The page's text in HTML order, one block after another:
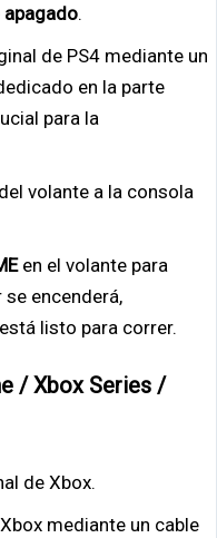
apagado.
de PS4 mediante un
en la parte
para la
volante a la consola
en el volante para
encenderá,
listo para correr.
/ Xbox Series /
de Xbox.
mediante un cable